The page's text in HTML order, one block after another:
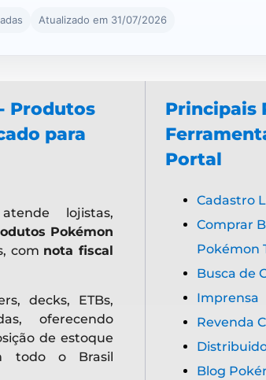
Atualizado em 31/07/2026
Produtos
para
lojistas,
Pokémon
com nota fiscal
decks, ETBs,
oferecendo
de estoque
todo o Brasil
Principais
Portal
Cadastro
Comprar
Pokémon
Busca de
Imprensa
Revenda
Blog